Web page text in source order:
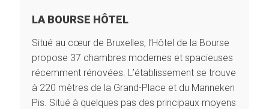
LA BOURSE HÔTEL
Situé au cœur de Bruxelles, l’Hôtel de la Bourse
propose 37 chambres modernes et spacieuses
récemment rénovées. L’établissement se trouve
à 220 mètres de la Grand-Place et du Manneken
Pis. Situé à quelques pas des principaux moyens